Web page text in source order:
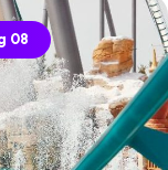
08